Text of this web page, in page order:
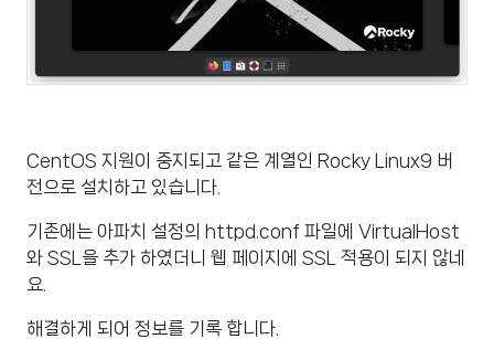
CentOS 지원이 중지되고 같은 계열인 Rocky Linux9 버
전으로 설치하고 있습니다.
기존에는 아파치 설정의 httpd.conf 파일에 VirtualHost
와 SSL을 추가 하였더니 웹 페이지에 SSL 적용이 되지 않네
요.
해결하게 되어 정보를 기록 합니다.